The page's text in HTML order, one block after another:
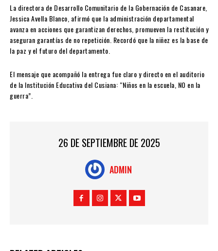
La directora de Desarrollo Comunitario de la Gobernación de Casanare,
Jessica Avella Blanco, afirmó que la administración departamental
avanza en acciones que garantizan derechos, promueven la restitución y
aseguran garantías de no repetición. Recordó que la niñez es la base de
la paz y el futuro del departamento.
El mensaje que acompañó la entrega fue claro y directo en el auditorio
de la Institución Educativa del Cusiana: “Niños en la escuela, NO en la
guerra”.
26 DE SEPTIEMBRE DE 2025
ADMIN